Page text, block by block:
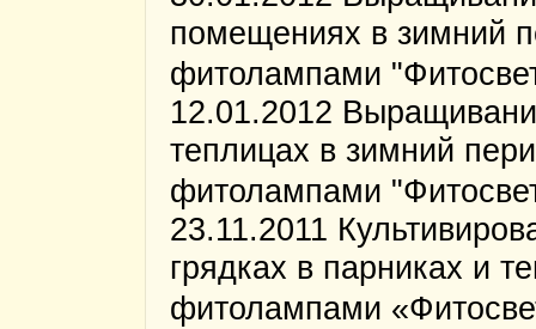
помещениях в зимний
фитолампами
12.01.2012
теплицах в зимний
фитолампами
23.11.2011
грядках в парниках и
фитолампами